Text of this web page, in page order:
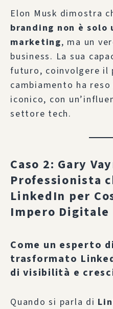
Elon Musk dimostra
branding non è
marketing, ma un
business. La sua
futuro, coinvolgere il
cambiamento ha
iconico, con
settore tech.
Caso 2: Gary
Professionista
LinkedIn per
Impero Digitale
Come un esperto
trasformato
di visibilità e
Quando si parla di